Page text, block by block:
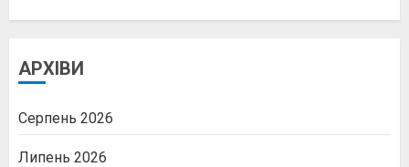
АРХІВИ
Серпень 2026
Липень 2026